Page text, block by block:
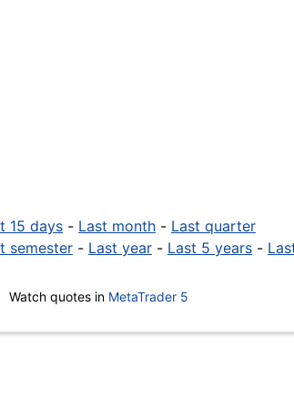
15 days - Last month - Last quarter
semester - Last year - Last 5 years -
Watch quotes in MetaTrader 5